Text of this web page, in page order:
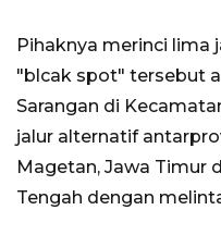
Pihaknya merinci lima
"blcak spot" tersebut
Sarangan di
jalur alternatif
Magetan, Jawa Timur
Tengah dengan